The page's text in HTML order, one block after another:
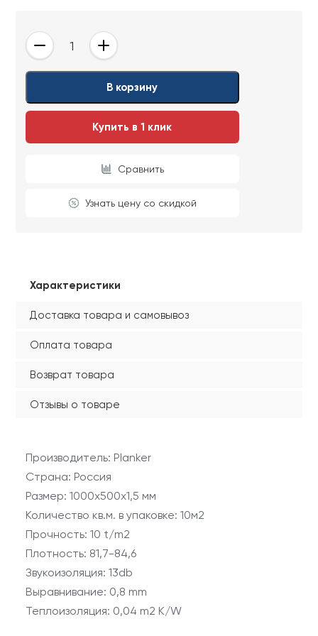
- +
В корзину
Купить в 1 клик
Сравнить
Узнать цену со скидкой
Характеристики
Доставка товара и самовывоз
Оплата товара
Возврат товара
Отзывы о товаре
Производитель: Planker
Страна: Россия
Размер: 1000х500х1,5 мм
Количество кв.м. в упаковке: 10м2
Прочность: 10 t/m2
Плотность: 81,7-84,6
Звукоизоляция: 13db
Выравнивание: 0,8 mm
Теплоизоляция: 0,04 m2 K/W